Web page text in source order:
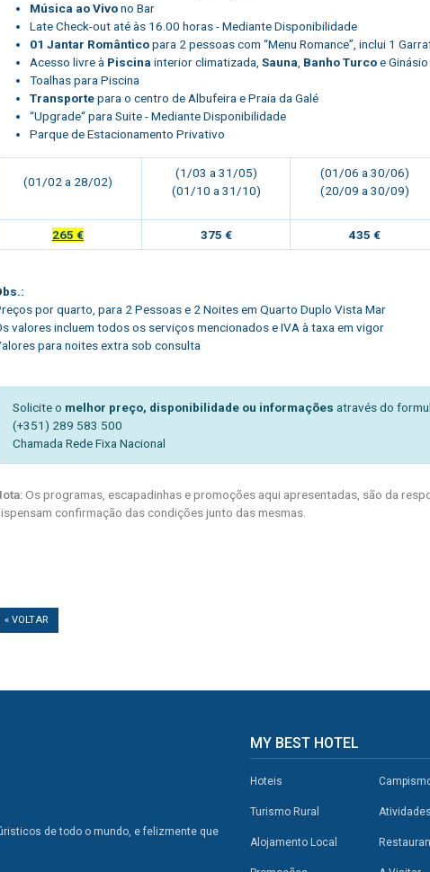
Música ao Vivono Bar
Late Check-out até às 16.00 horas - Mediante Disponibilidade
01 Jantar Românticopara 2 pessoas com “Menu Romance”, inclui 1
Acesso livre à Piscina interior climatizada, Sauna, Banho Turcoe Ginásio
Toalhas para Piscina
Transportepara o centro de Albufeira e Praia da Galé
“Upgrade“ para Suite - Mediante Disponibilidade
Parque de Estacionamento Privativo
(01/02 a 28/02)
(1/03 a 31/05)
(01/10 a 31/10)
(01/06 a 30/06)
(20/09 a 30/09)
265 € 375 € 435 €
por quarto, para 2 Pessoas e 2 Noites em Quarto Duplo Vista Mar
valores incluem todos os serviços mencionados e IVA à taxa em vigor
para noites extra sob consulta
Solicite o melhor preço, disponibilidade ou informações através do
(+351) 289 583 500
Chamada Rede Fixa Nacional
Os programas, escapadinhas e promoções aqui apresentadas, são da
confirmação das condições junto das mesmas.
« VOLTAR
de todo o mundo, e felizmente que
MY BEST HOTEL
Hoteis
Turismo Rural
Alojamento Local
Atividades